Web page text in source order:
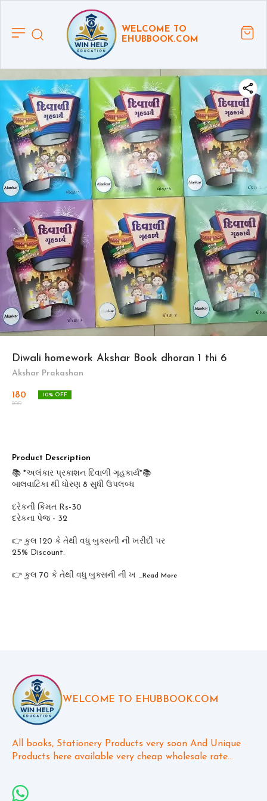
WELCOME TO
EHUBBOOK.COM
Diwali homework Akshar Book dhoran 1 thi 6
Akshar Prakashan
180
200
10% OFF
Product Description
📚 *અલંકાર પ્રકાશન દિવાળી ગૃહકાર્ય*📚
બાલવાટિકા થી ધોરણ 8 સુધી ઉપલબ્ધ
દરેકની કિંમત Rs-30
દરેકના પેજ - 32
👉 કુલ 120 કે તેથી વધુ બુક્સની ની ખરીદી પર
25% Discount.
👉 કુલ 70 કે તેથી વધુ બુક્સની ની ખ ...Read More
WELCOME TO EHUBBOOK.COM
All books, Stationery Products very soon And Unique
Products here available very cheap wholesale rate...